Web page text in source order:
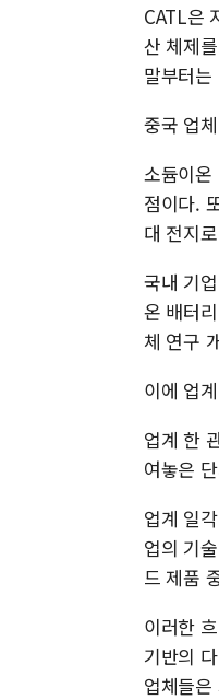
CATL은
산 체제
말부터
중국 업
소듐이온
점이다.
대 전지
국내 기
온 배터
체 연구
이에 업
업계 한
여놓은
업계 일
업의 기
드 제품
이러한
기반의
업체들